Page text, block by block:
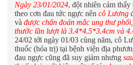
Ngày 23/01/2024, đột nhiên cảm
theo cơn đau tức ngực nên cô Lương
và được chẩn đoán mắc ung thư
thước lần lượt là 3.4*4.5*3.4cm và
24/02 tới ngày 01/03 cùng năm, cô
thuốc (hóa trị) tại bệnh viện địa
đau ngực cũng đã suy giảm nhưng